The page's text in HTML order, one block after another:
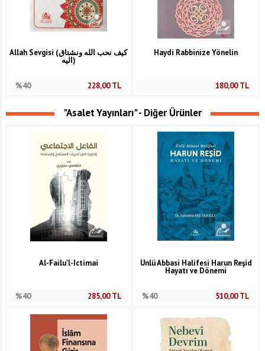
Allah Sevgisi (كيف نحب الله ونشتاق
اليه)
%40 228,00TL
Haydi Rabbinize Yönelin
180,00TL
"Asalet Yayınları" - Diğer Ürünler
Al-Failu'l-Ictimai
%40 285,00TL
Ünlü Abbasi Halifesi Harun Reşid
Hayatı ve Dönemi
%40 510,00TL